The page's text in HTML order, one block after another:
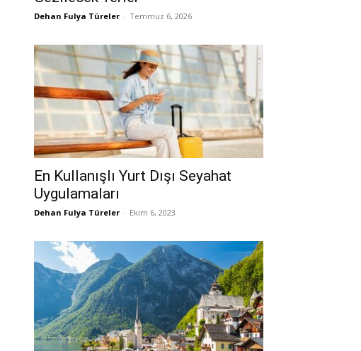
Dehan Fulya Türeler - Temmuz 6, 2026
En Kullanışlı Yurt Dışı Seyahat
Uygulamaları
Dehan Fulya Türeler - Ekim 6, 2023